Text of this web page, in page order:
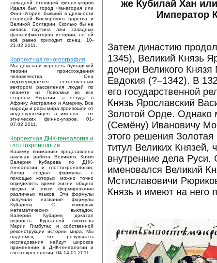
западной столицей финно-угоров
Иделя был город Фанагория или
Финн-Угория, бывший в древности
столицей Боспорского царства и
Великой Болгарии. Сколько бы не
вилась паутина лжи западных
фальсификаторов истории, но ей
всё равно приходит конец. 10-
21.02.2011.
Корректная геногеография
Мы доказали верность булгарской
теории происхождения
человечества. Она
подтверждается естественным
вектором расселения людей по
планете из Поволжья во все
стороны Евразии, а оттуда в
Африку, Австралию и Америку. Все
народы и расы мира произошли от
индоевропейцев, а именно – от
этнических финно-угоров. 01-
07.02.2011.
Корректная ДНК-генеалогия и
глоттохронология
Вашему вниманию представлена
научная работа Великого Князя
Валерия Кубарева по ДНК-
генеалогии и глоттохронологии.
Автор создал формулы, с
помощью которых можно точно
определить время жизни общего
предка и эпохи формирования
различных языков. Эти формулы
получили название формулы
Кубарева. С помощью
математических выкладок,
Валерий Кубарев доказал
верность Курганной гипотезы
Марии Гимбутас и собственной
реконструкции истории мира. Мы
надеемся, что результаты
исследования найдут широкое
применение в ДНК-генеалогии и
глоттохронологии. 04-14.01.2011.
же Кубилай Хан
Император
Затем династию
1345), Великий Князь
дочери Великого
Евдокия (?–1342). В
его государственной
Князь Ярославский
Золотой Орде. Однако
(Семёну) Ивановичу
этого решения
титул Великих Князей,
внутренние дела
именовался Великий
Мстиславовичи
Князь и имеют на него